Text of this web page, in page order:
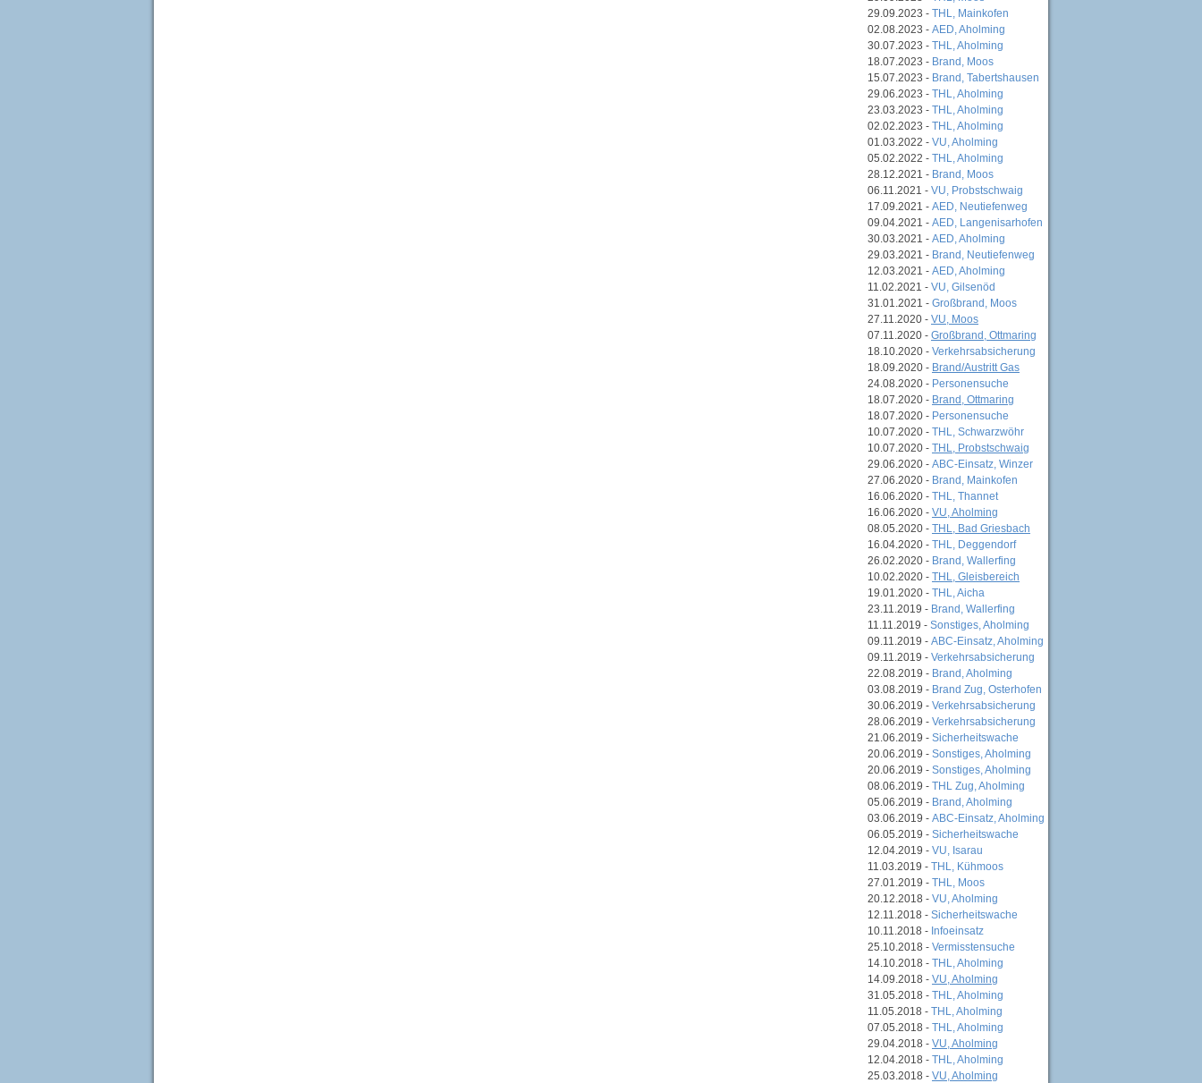
29.09.2023 - THL, Mainkofen
02.08.2023 - AED, Aholming
30.07.2023 - THL, Aholming
18.07.2023 - Brand, Moos
15.07.2023 - Brand, Tabertshausen
29.06.2023 - THL, Aholming
23.03.2023 - THL, Aholming
02.02.2023 - THL, Aholming
01.03.2022 - VU, Aholming
05.02.2022 - THL, Aholming
28.12.2021 - Brand, Moos
06.11.2021 - VU, Probstschwaig
17.09.2021 - AED, Neutiefenweg
09.04.2021 - AED, Langenisarhofen
30.03.2021 - AED, Aholming
29.03.2021 - Brand, Neutiefenweg
12.03.2021 - AED, Aholming
11.02.2021 - VU, Gilsenöd
31.01.2021 - Großbrand, Moos
27.11.2020 - VU, Moos
07.11.2020 - Großbrand, Ottmaring
18.10.2020 - Verkehrsabsicherung
18.09.2020 - Brand/Austritt Gas
24.08.2020 - Personensuche
18.07.2020 - Brand, Ottmaring
18.07.2020 - Personensuche
10.07.2020 - THL, Schwarzwöhr
10.07.2020 - THL, Probstschwaig
29.06.2020 - ABC-Einsatz, Winzer
27.06.2020 - Brand, Mainkofen
16.06.2020 - THL, Thannet
16.06.2020 - VU, Aholming
08.05.2020 - THL, Bad Griesbach
16.04.2020 - THL, Deggendorf
26.02.2020 - Brand, Wallerfing
10.02.2020 - THL, Gleisbereich
19.01.2020 - THL, Aicha
23.11.2019 - Brand, Wallerfing
11.11.2019 - Sonstiges, Aholming
09.11.2019 - ABC-Einsatz, Aholming
09.11.2019 - Verkehrsabsicherung
22.08.2019 - Brand, Aholming
03.08.2019 - Brand Zug, Osterhofen
30.06.2019 - Verkehrsabsicherung
28.06.2019 - Verkehrsabsicherung
21.06.2019 - Sicherheitswache
20.06.2019 - Sonstiges, Aholming
20.06.2019 - Sonstiges, Aholming
08.06.2019 - THL Zug, Aholming
05.06.2019 - Brand, Aholming
03.06.2019 - ABC-Einsatz, Aholming
06.05.2019 - Sicherheitswache
12.04.2019 - VU, Isarau
11.03.2019 - THL, Kühmoos
27.01.2019 - THL, Moos
20.12.2018 - VU, Aholming
12.11.2018 - Sicherheitswache
10.11.2018 - Infoeinsatz
25.10.2018 - Vermisstensuche
14.10.2018 - THL, Aholming
14.09.2018 - VU, Aholming
31.05.2018 - THL, Aholming
11.05.2018 - THL, Aholming
07.05.2018 - THL, Aholming
29.04.2018 - VU, Aholming
12.04.2018 - THL, Aholming
25.03.2018 - VU, Aholming